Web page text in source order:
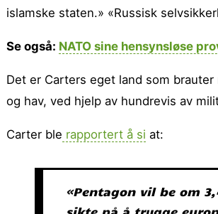
islamske staten.» «Russisk
Se også: NATO sine hensynsløse
Det er Carters eget land som
og hav, ved hjelp av hundrevis av
Carter ble rapportert å si at:
«Pentagon vil be om
sikte på å trygge